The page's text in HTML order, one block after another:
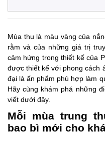
Mùa thu là màu vàng của
rằm và của những giá trị
cảm hứng trong thiết kế của
được thiết kế với phong cách
đại là ấn phẩm phù hợp làm
Hãy cùng khám phá những
viết dưới đây.
Mỗi mùa trung
bao bì mới cho